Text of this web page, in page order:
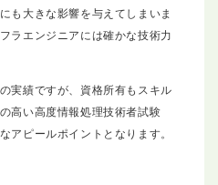
も大きな影響を与えてしまいま
ラエンジニアには確かな技術力
実績ですが、資格所有もスキル
高い高度情報処理技術者試験
アピールポイントとなります。